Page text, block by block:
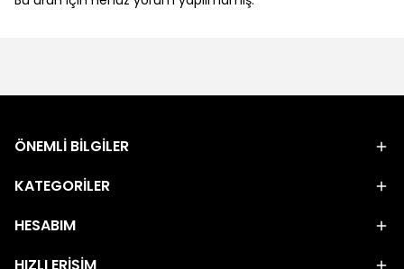
ÖNEMLİ BİLGİLER
KATEGORİLER
HESABIM